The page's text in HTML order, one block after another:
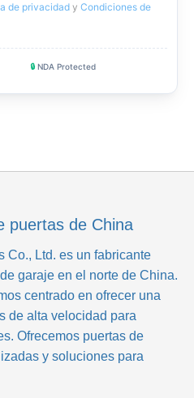
de privacidad y Condiciones de
🔒 NDA Protected
puertas de China
Co., Ltd. es un fabricante
garaje en el norte de China.
centrado en ofrecer una
de alta velocidad para
Ofrecemos puertas de
y soluciones para